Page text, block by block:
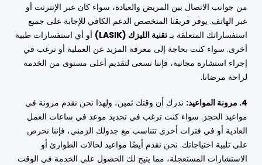
من جوانب الاتصال بين المريض والعيادة، سواء كان عبر الإنترنت أو
عبر الهاتف. يوفر فريقنا المتخصص الدعم الكافي للإجابة على جميع
استفساراتك المتعلقة بـتقنية الليزك (LASIK)
أو أي استفسارات طبية
أخرى. سواء كنت بحاجة إلى معرفة المزيد عن العملية أو ترغب في
إجراء استشارة مجانية، فإننا نسعى لتقديم أعلى مستوى من الخدمة
لراحة مرضانا.
4. مرونة المواعيد:
ندرك أن وقتك ثمين، ولهذا نحن نقدم مرونة في
مواعيد الحجز. سواء كنت ترغب في تحديد موعد في ساعات العمل
العادية أو في فترات أخرى تتناسب مع جدولك الزمني، فإننا نحرص
على تلبية احتياجاتك. نحن نقدم أيضًا مواعيد لحالات الطوارئ أو
الاستشارات المستعجلة، مما يتيح لك الحصول على الخدمة في الوقت